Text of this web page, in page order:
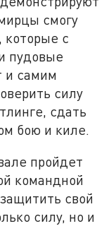
смогу
которые с
пудовые
и самим
силу
сдать
бою и киле.
пройдет
командной
свой
силу, но и